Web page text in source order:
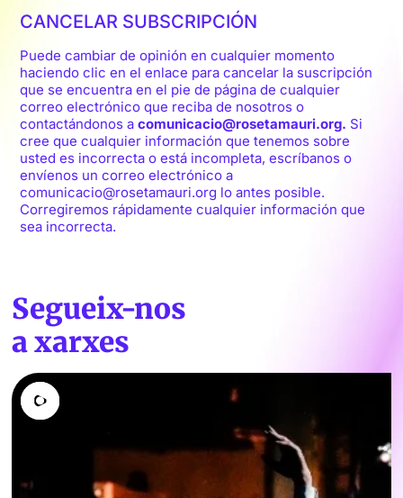
CANCELAR SUBSCRIPCIÓN
Puede cambiar de opinión en cualquier momento
haciendo clic en el enlace para cancelar la suscripción
que se encuentra en el pie de página de cualquier
correo electrónico que reciba de nosotros o
contactándonos acomunicacio@rosetamauri.org. Si
cree que cualquier información que tenemos sobre
usted es incorrecta o está incompleta, escríbanos o
envíenos un correo electrónico a
comunicacio@rosetamauri.org lo antes posible.
Corregiremos rápidamente cualquier información que
sea incorrecta.
Segueix-nos
a xarxes